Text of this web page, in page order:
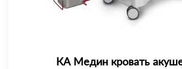
КА Медин кровать